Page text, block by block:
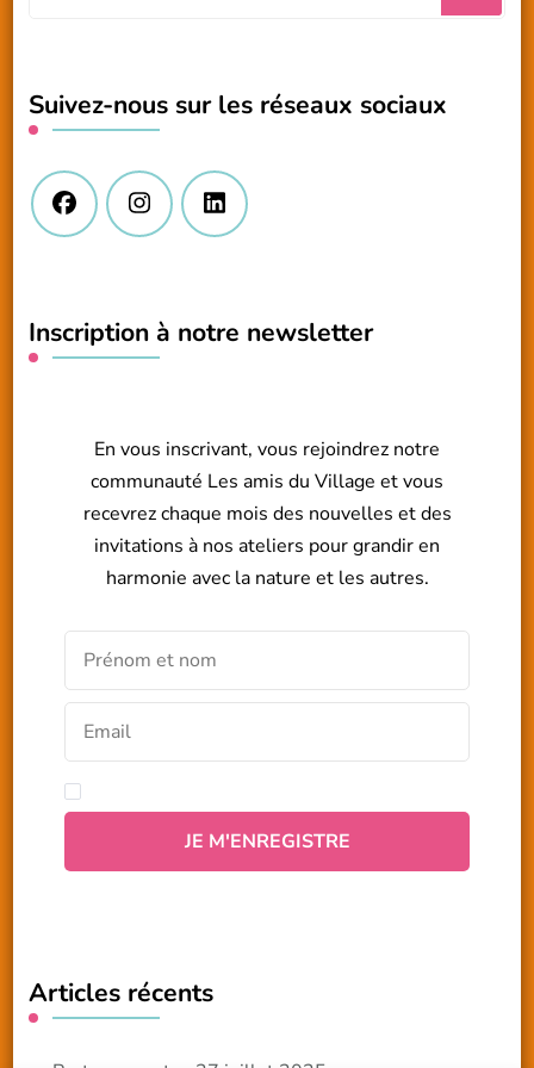
?
Suivez-nous sur les réseaux sociaux
Inscription à notre newsletter
En vous inscrivant, vous rejoindrez notre
communauté Les amis du Village et vous
recevrez chaque mois des nouvelles et des
invitations à nos ateliers pour grandir en
harmonie avec la nature et les autres.
Articles récents